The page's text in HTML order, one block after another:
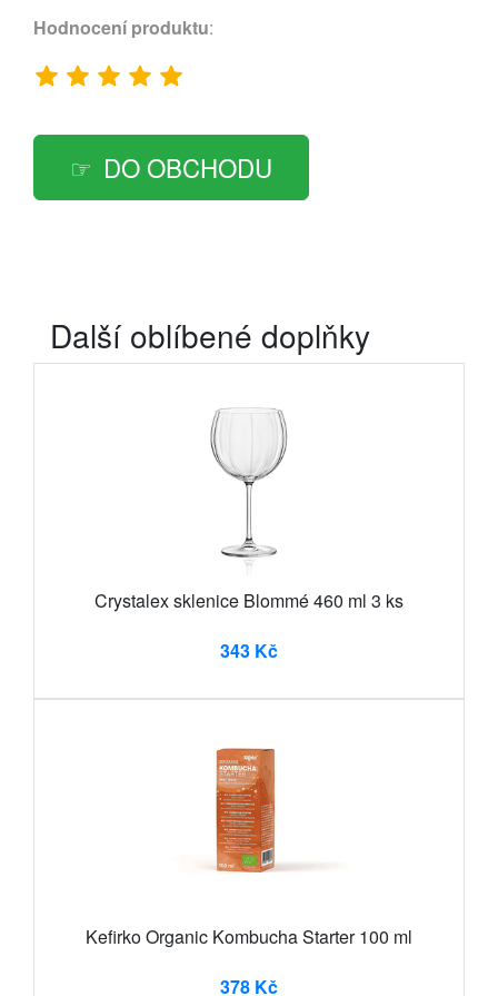
Hodnocení produktu:
DO OBCHODU
Další oblíbené doplňky
Crystalex sklenice Blommé 460 ml 3 ks
343 Kč
Kefirko Organic Kombucha Starter 100 ml
378 Kč